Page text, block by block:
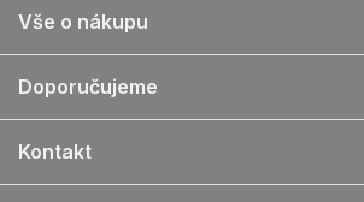
p
Vše o nákupu
Doporučujeme
Kontakt